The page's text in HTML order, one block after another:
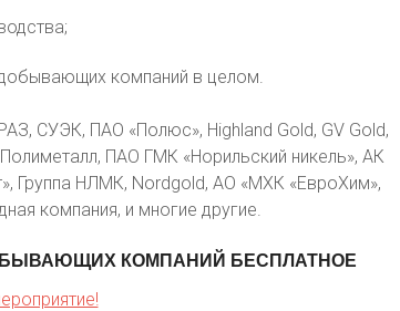
компаний в целом.
СУЭК, ПАО «Полюс», Highland Gold, GV Gold,
ПАО ГМК «Норильский никель», АК
Группа НЛМК, Nordgold, АО «МХК «ЕвроХим»,
компания, и многие другие.
КОМПАНИЙ БЕСПЛАТНОЕ